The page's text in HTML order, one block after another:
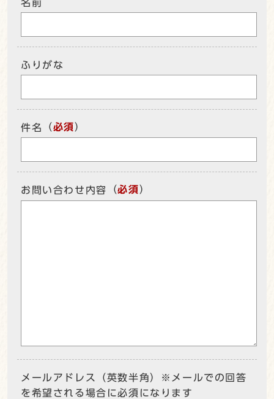
名前
ふりがな
件名 （必須）
お問い合わせ内容 （必須）
メールアドレス（英数半角）※メールでの回答
を希望される場合に必須になります